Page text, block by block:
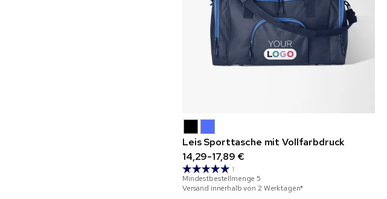
Leis Sporttasche mit Vollfarbdruck
14,29-17,89 €
1
Mindestbestellmenge5
Versand innerhalb von 2 Werktagen*